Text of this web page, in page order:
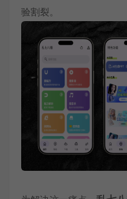
验割裂。